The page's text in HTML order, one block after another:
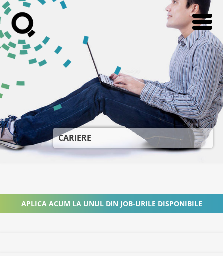
CARIERE
RADIO
IN STORE RADIO
VIKI
SUPORT
DESPRE NOI
RADIO
IN STORE RADIO
VIKI
NEWS
SUPORT
DESPRE NOI
CARIERE
APLICA ACUM LA UNUL DIN JOB-URILE DISPONIBILE